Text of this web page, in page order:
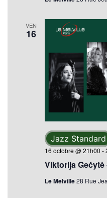
VEN
16
Viktorija Gečytė
16 octobre @ 21h00 -
Jazz Standard
Le Melville28 Rue